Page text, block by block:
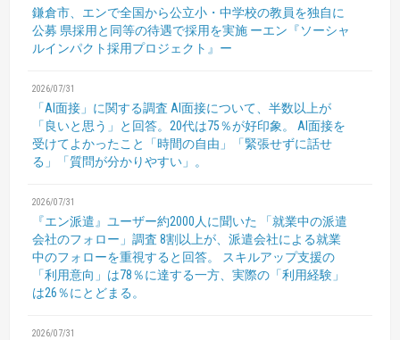
鎌倉市、エンで全国から公立小・中学校の教員を独自に
公募 県採用と同等の待遇で採用を実施 ーエン『ソーシャ
ルインパクト採用プロジェクト』ー
2026/07/31
「AI面接」に関する調査 AI面接について、半数以上が
「良いと思う」と回答。20代は75％が好印象。
AI面接を
受けてよかったこと「時間の自由」「緊張せずに話せ
る」「質問が分かりやすい」。
2026/07/31
『エン派遣』ユーザー約2000人に聞いた 「就業中の派遣
会社のフォロー」調査 8割以上が、派遣会社による就業
中のフォローを重視すると回答。
スキルアップ支援の
「利用意向」は78％に達する一方、実際の「利用経験」
は26％にとどまる。
2026/07/31